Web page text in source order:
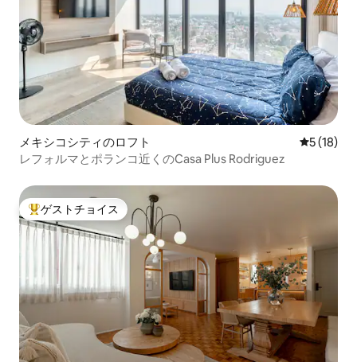
メキシコシティのロフト レビュー
5 (18)
レフォルマとポランコ近くのCasa Plus Rodriguez
大好評のゲストチョイスです。
ゲストチョイス